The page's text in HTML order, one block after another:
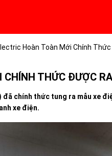
Hoàn Toàn Mới Chính
CHÍNH THỨC ĐƯỢC
đã chính thức tung ra mẫu xe
xe điện.